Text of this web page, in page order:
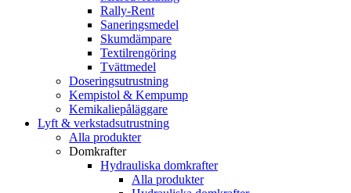
Rally-Rent
Saneringsmedel
Skumdämpare
Textilrengöring
Tvättmedel
Doseringsutrustning
Kempistol & Kempump
Kemikaliepåläggare
Lyft & verkstadsutrustning
Alla produkter
Domkrafter
Hydrauliska domkrafter
Alla produkter